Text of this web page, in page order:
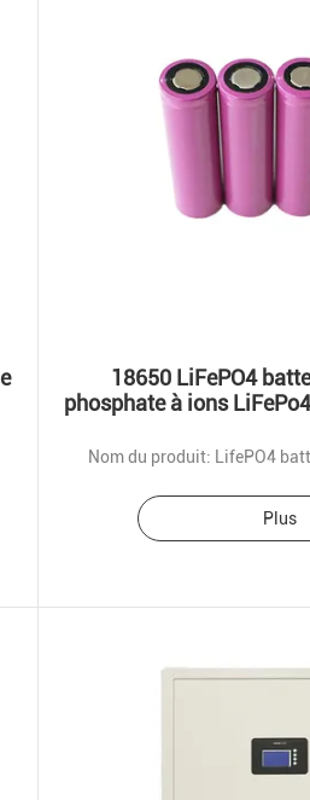
18650 LiFePO4
phosphate à ions
Nom du produit: LifePO4
Plus